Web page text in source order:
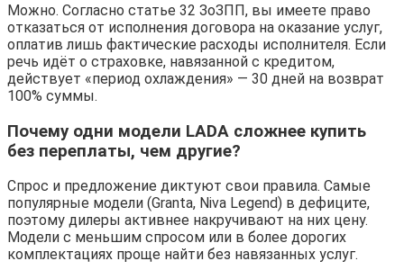
Можно. Согласно статье 32 ЗоЗПП, вы имеете право
отказаться от исполнения договора на оказание услуг,
оплатив лишь фактические расходы исполнителя. Если
речь идёт о страховке, навязанной с кредитом,
действует «период охлаждения» — 30 дней на возврат
100% суммы.
Почему одни модели LADA сложнее купить
без переплаты, чем другие?
Спрос и предложение диктуют свои правила. Самые
популярные модели (Granta, Niva Legend) в дефиците,
поэтому дилеры активнее накручивают на них цену.
Модели с меньшим спросом или в более дорогих
комплектациях проще найти без навязанных услуг.